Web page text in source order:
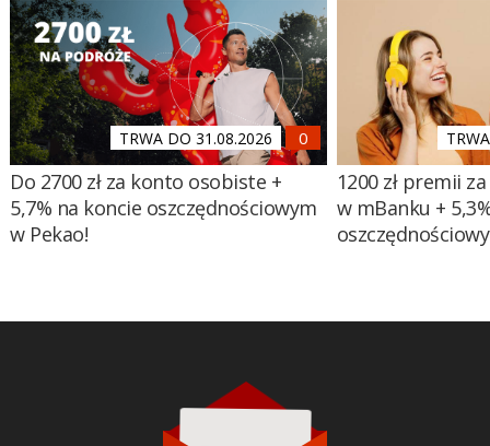
TRWA DO 31.08.2026
Do 2700 zł za konto osobiste +
5,7% na koncie oszczędnościowym
w Pekao!
1200 zł premii
w mBanku +